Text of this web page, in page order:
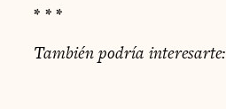
* * *
También podría interesarte: